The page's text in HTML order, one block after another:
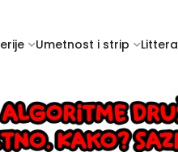
Umetnost i strip Littera